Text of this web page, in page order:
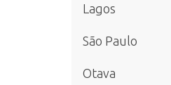
Lagos
São Paulo
Otava